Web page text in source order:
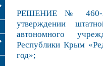
РЕШЕНИЕ № 460-
утверждении
автономного
Республики Крым
год»;